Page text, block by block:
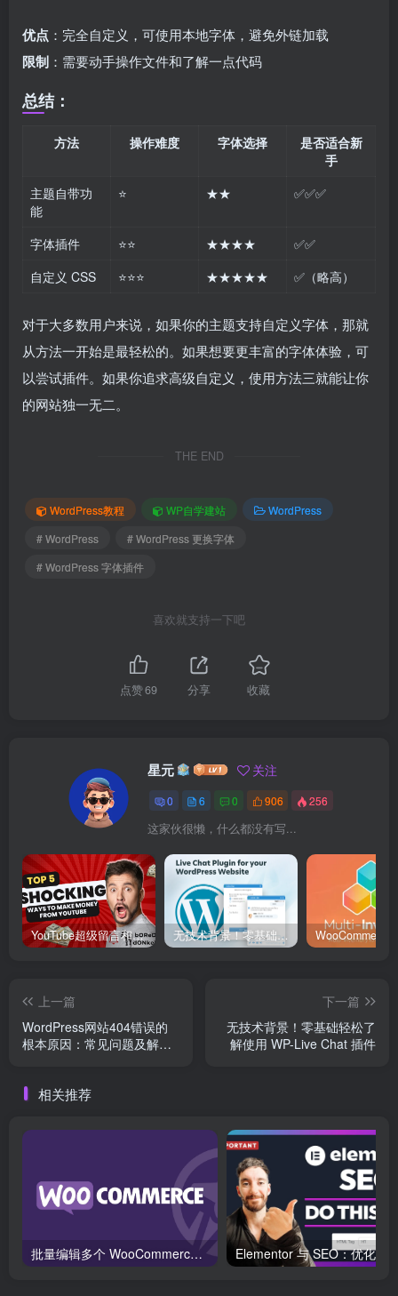
优点 ：完全自定义，可使用本地字体，避免外链加载
限制 ：需要动手操作文件和了解一点代码
总结：
方法 操作难度 字体选择
是否适合新
手
主题自带功
能
⭐ ★★ ✅✅✅
字体插件 ⭐⭐ ★★★★
✅✅
自定义 CSS
⭐⭐⭐ ★★★★★ ✅（略高）
对于大多数用户来说，如果你的主题支持自定义字体，那就
从方法一开始是最轻松的。如果想要更丰富的字体体验，可
以尝试插件。如果你追求高级自定义，使用方法三就能让你
的网站独一无二。
THE END
WordPress教程 WP自学建站
WordPress
# WordPress
# WordPress 更换字体
# WordPress 字体插件
喜欢就支持一下吧
点赞69 分享 收藏
星元 关注
0 6 0 906 256
这家伙很懒，什么都没有写...
YouTube超级留言和超级贴片的分成机制：创作者到底能拿多少？ 无技术背景！零基础轻松了解使用 WP-Live Chat 插件
上一篇
WordPress网站404错误的
根本原因：常见问题及解决
下一篇
无技术背景！零基础轻松了
解使用 WP-Live Chat 插件
相关推荐
批量编辑多个 WooCommerce 产品变体价格的 2 个方法？